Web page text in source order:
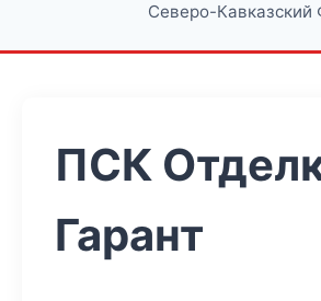
Северо-Кавказский
ПСК
Гарант